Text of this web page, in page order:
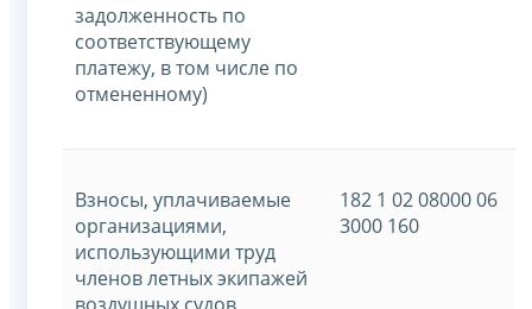
задолженность по
соответствующему
платежу, в том числе по
отмененному)
Взносы, уплачиваемые
организациями,
использующими труд
членов летных экипажей
182 1 02 08000 06
3000 160